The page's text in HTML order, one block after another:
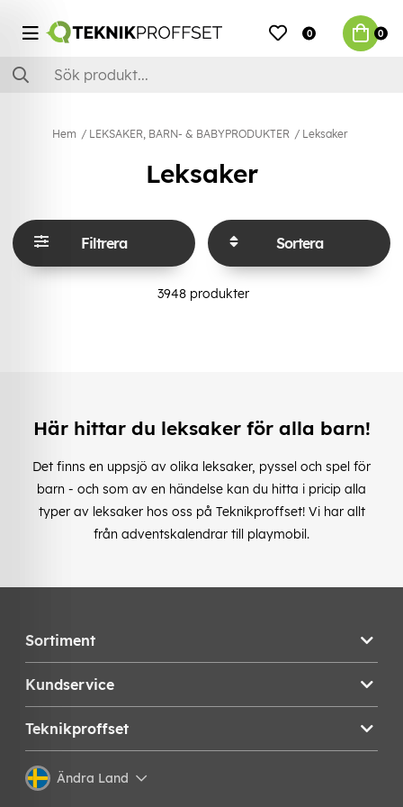
0 0
Hem LEKSAKER, BARN- & BABYPRODUKTER Leksaker
Leksaker
Filtrera Sortera
3948 produkter
Här hittar du leksaker för alla barn!
Det finns en uppsjö av olika leksaker, pyssel och spel för
barn - och som av en händelse kan du hitta i pricip alla
typer av leksaker hos oss på Teknikproffset! Vi har allt
från adventskalendrar till playmobil.
Sortiment
Kundservice
Teknikproffset
Ändra Land